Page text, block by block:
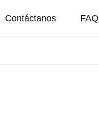
Contáctanos FAQ